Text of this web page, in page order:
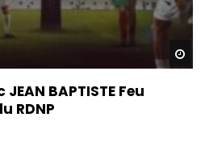
BAPTISTE Feu
RDNP